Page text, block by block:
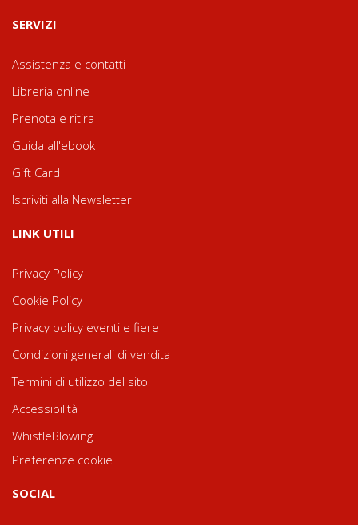
SERVIZI
Assistenza e contatti
Libreria online
Prenota e ritira
Guida all'ebook
Gift Card
Iscriviti alla Newsletter
LINK UTILI
Privacy Policy
Cookie Policy
Privacy policy eventi e fiere
Condizioni generali di vendita
Termini di utilizzo del sito
Accessibilità
WhistleBlowing
Preferenze cookie
SOCIAL